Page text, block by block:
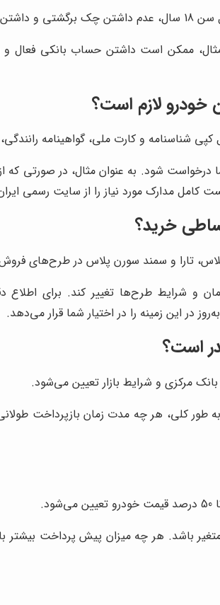
است.
ممکن است داشتن حساب بانکی فعال و
خودرو لازم است؟
کپی شناسنامه و کارت ملی، گواهینامه
شود. به عنوان مثال، در صورتی که
کامل مدارک مورد نیاز را از سایت رسمی
خرید؟
شرایط طرح‌ها تغییر کند. برای اطلاع
در این زمینه را در اختیار شما قرار می‌دهد.
است؟
مرکزی و شرایط بازار تعیین می‌شود.
کلی، هر چه مدت زمان بازپرداخت
باشد. هر چه میزان پیش پرداخت